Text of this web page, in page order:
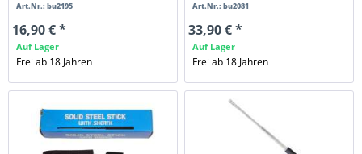
Art.Nr.: bu2195
16,90 € *
Auf Lager
Frei ab 18 Jahren
Art.Nr.: bu2081
33,90 € *
Auf Lager
Frei ab 18 Jahren